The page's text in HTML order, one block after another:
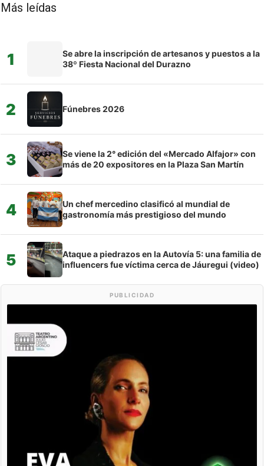
Más leídas
1
Se abre la inscripción de artesanos y puestos a la
38º Fiesta Nacional del Durazno
2 Fúnebres 2026
3
Se viene la 2° edición del «Mercado Alfajor» con
más de 20 expositores en la Plaza San Martín
4
Un chef mercedino clasificó al mundial de
gastronomía más prestigioso del mundo
5
Ataque a piedrazos en la Autovía 5: una familia de
influencers fue víctima cerca de Jáuregui (video)
PUBLICIDAD